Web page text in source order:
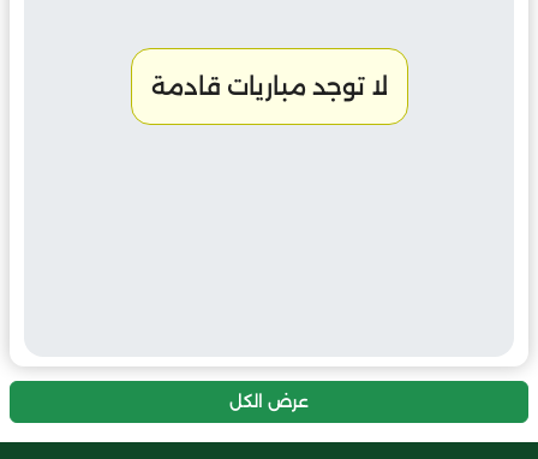
لا توجد مباريات قادمة
عرض الكل